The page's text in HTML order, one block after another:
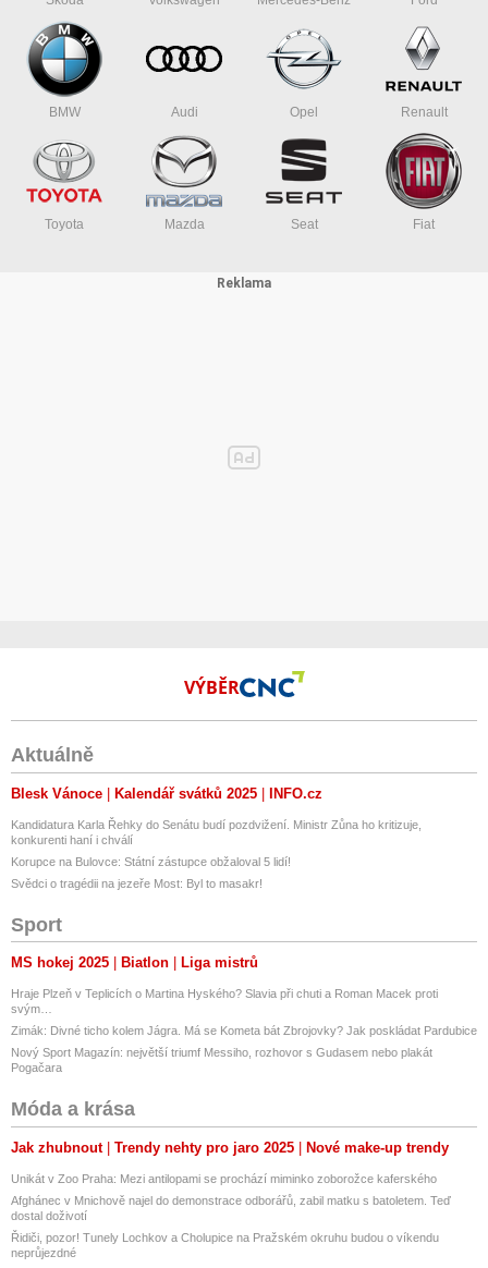
BMW Audi Opel Renault
Toyota Mazda Seat Fiat
VÝBĚR
Aktuálně
Blesk Vánoce Kalendář svátků 2025 INFO.cz
Kandidatura Karla Řehky do Senátu budí pozdvižení. Ministr Zůna ho kritizuje,
konkurenti haní i chválí
Korupce na Bulovce: Státní zástupce obžaloval 5 lidí!
Svědci o tragédii na jezeře Most: Byl to masakr!
Sport
MS hokej 2025 Biatlon Liga mistrů
Hraje Plzeň v Teplicích o Martina Hyského? Slavia při chuti a Roman Macek proti
svým…
Zimák: Divné ticho kolem Jágra. Má se Kometa bát Zbrojovky? Jak poskládat Pardubice
Nový Sport Magazín: největší triumf Messiho, rozhovor s Gudasem nebo plakát
Pogačara
Móda a krása
Jak zhubnout Trendy nehty pro jaro 2025 Nové make-up trendy
Unikát v Zoo Praha: Mezi antilopami se prochází miminko zoborožce kaferského
Afghánec v Mnichově najel do demonstrace odborářů, zabil matku s batoletem. Teď
dostal doživotí
Řidiči, pozor! Tunely Lochkov a Cholupice na Pražském okruhu budou o víkendu
neprůjezdné